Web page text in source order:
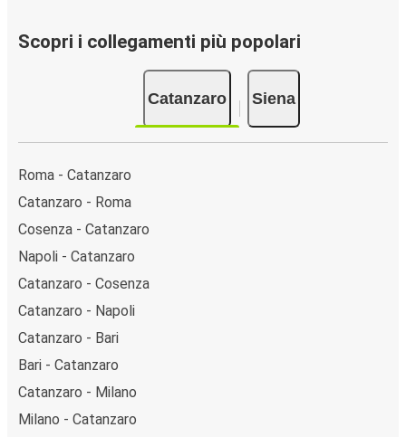
Scopri i collegamenti più popolari
Catanzaro Siena
Roma - Catanzaro
Catanzaro - Roma
Cosenza - Catanzaro
Napoli - Catanzaro
Catanzaro - Cosenza
Catanzaro - Napoli
Catanzaro - Bari
Bari - Catanzaro
Catanzaro - Milano
Milano - Catanzaro